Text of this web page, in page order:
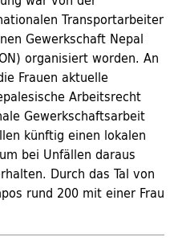
Transportarbeiter
Gewerkschaft Nepal
organisiert worden. An
Frauen aktuelle
Arbeitsrecht
Gewerkschaftsarbeit
künftig einen lokalen
bei Unfällen daraus
Durch das Tal von
rund 200 mit einer Frau